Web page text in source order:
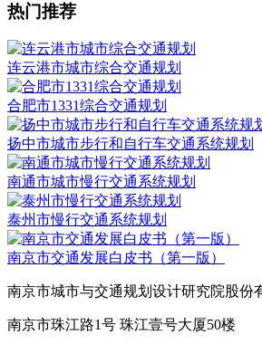
热门推荐
连云港市城市综合交通规划
合肥市1331综合交通规划
扬中市城市步行和自行车交通系统规划
南通市城市慢行交通系统规划
泰州市慢行交通系统规划
南京市交通发展白皮书（第一版）
南京市城市与交通规划设计研究院股份
南京市珠江路1号 珠江壹号大厦50楼